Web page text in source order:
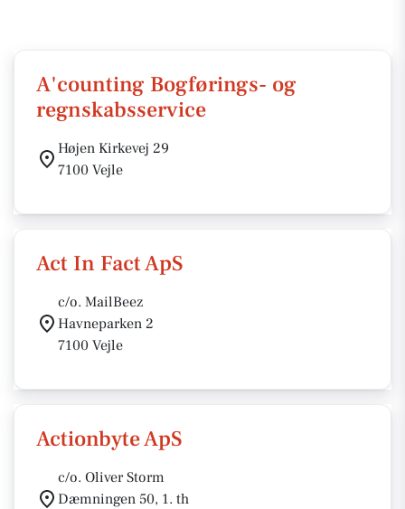
A'counting Bogførings- og
regnskabsservice
Højen Kirkevej 29
7100 Vejle
Act In Fact ApS
c/o. MailBeez
Havneparken 2
7100 Vejle
Actionbyte ApS
c/o. Oliver Storm
Dæmningen 50, 1. th